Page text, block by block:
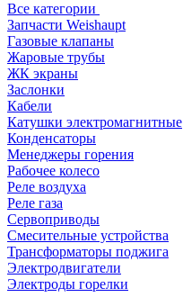
Все категории
Запчасти Weishaupt
Газовые клапаны
Жаровые трубы
ЖК экраны
Заслонки
Кабели
Катушки электромагнитные
Конденсаторы
Менеджеры горения
Рабочее колесо
Реле воздухa
Реле газа
Сервоприводы
Смесительные устройства
Трансформаторы поджига
Электродвигатели
Электроды горелки